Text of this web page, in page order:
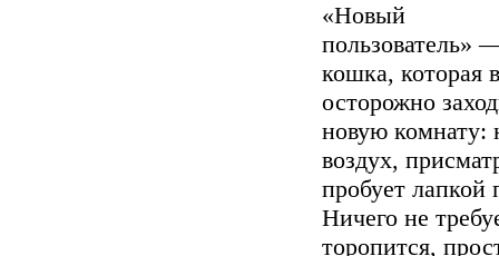
«Новый
пользователь»
кошка, которая
осторожно
новую комнату:
воздух,
пробует лапкой
Ничего не
торопится,